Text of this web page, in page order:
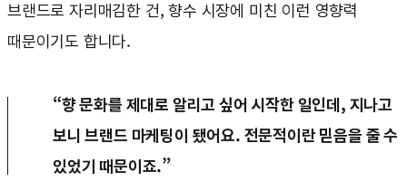
브랜드로 자리매김한 건, 향수 시장에 미친 이런 영향력
때문이기도 합니다.
“향 문화를 제대로 알리고 싶어 시작한 일인데, 지나고
보니 브랜드 마케팅이 됐어요. 전문적이란 믿음을 줄 수
있었기 때문이죠.”